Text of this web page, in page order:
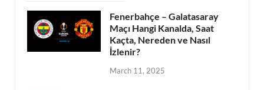
Fenerbahçe – Galatasaray
Maçı Hangi Kanalda, Saat
Kaçta, Nereden ve Nasıl
İzlenir?
March 11, 2025